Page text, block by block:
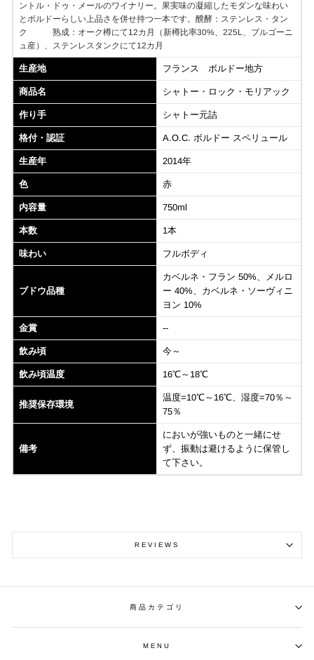
ントル・ドゥ・メールのワイナリー。果実味の凝縮したモダンな味わい
とボルドーらしい上品さを併せ持つ一本です。醗酵：ステンレス・タン
ク 熟成：オーク樽にて12カ月（新樽比率30%、225L、ブルゴーニ
ュ産）、ステンレスタンクにて12カ月
生産地 フランス ボルドー地方
商品名 シャトー・ロック・モリアック
作り手 シャトー元詰
格付・認証 A.O.C. ボルドー スペリュール
生産年 2014年
色 赤
内容量 750ml
本数 1本
味わい フルボディ
ブドウ品種
カベルネ・フラン 50%、メルロ
ー 40%、カベルネ・ソーヴィニ
ヨン 10%
金賞 --
飲み頃 今～
飲み頃温度 16℃～18℃
推奨保存環境
温度=10℃～16℃、湿度=70％～
75％
備考
においが強いものと一緒にせ
ず、振動は避けるように保管し
て下さい。
REVIEWS
商品カテゴリ
MENU